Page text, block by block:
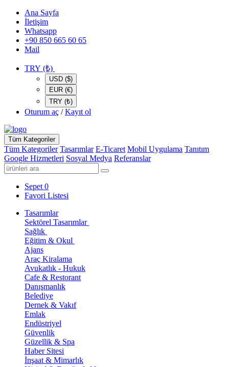
Ana Sayfa
İletişim
Whatsapp
+90 850 665 60 65
Mail
TRY (₺)
USD ($)
EUR (€)
TRY (₺)
Oturum aç / Kayıt ol
Tüm Kategoriler
Tüm Kategoriler Tasarımlar E-Ticaret Mobil Uygulama Tanıtım
Google Hizmetleri Sosyal Medya Referanslar
Sepet 0
Favori Listesi
Tasarımlar
Sektörel Tasarımlar
Sağlık
Eğitim & Okul
Ajans
Araç Kiralama
Avukatlık - Hukuk
Cafe & Restorant
Danışmanlık
Belediye
Dernek & Vakıf
Emlak
Endüstriyel
Güvenlik
Güzellik & Spa
Haber Sitesi
İnşaat & Mimarlık